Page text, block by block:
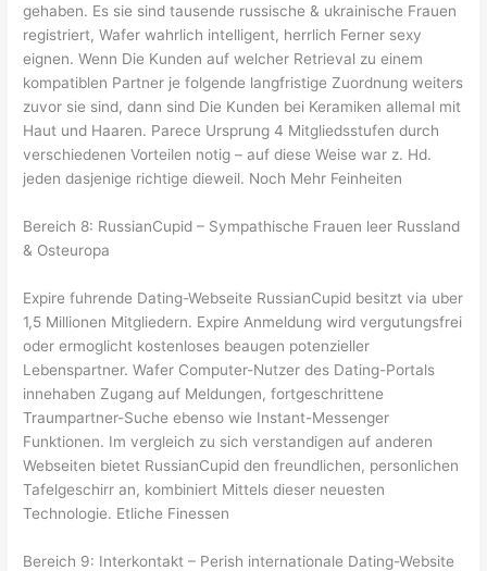
gehaben. Es sie sind tausende russische & ukrainische Frauen
registriert, Wafer wahrlich intelligent, herrlich Ferner sexy
eignen. Wenn Die Kunden auf welcher Retrieval zu einem
kompatiblen Partner je folgende langfristige Zuordnung weiters
zuvor sie sind, dann sind Die Kunden bei Keramiken allemal mit
Haut und Haaren. Parece Ursprung 4 Mitgliedsstufen durch
verschiedenen Vorteilen notig – auf diese Weise war z. Hd.
jeden dasjenige richtige dieweil. Noch Mehr Feinheiten
Bereich 8: RussianCupid – Sympathische Frauen leer Russland
& Osteuropa
Expire fuhrende Dating-Webseite RussianCupid besitzt via uber
1,5 Millionen Mitgliedern. Expire Anmeldung wird vergutungsfrei
oder ermoglicht kostenloses beaugen potenzieller
Lebenspartner. Wafer Computer-Nutzer des Dating-Portals
innehaben Zugang auf Meldungen, fortgeschrittene
Traumpartner-Suche ebenso wie Instant-Messenger
Funktionen. Im vergleich zu sich verstandigen auf anderen
Webseiten bietet RussianCupid den freundlichen, personlichen
Tafelgeschirr an, kombiniert Mittels dieser neuesten
Technologie. Etliche Finessen
Bereich 9: Interkontakt – Perish internationale Dating-Website